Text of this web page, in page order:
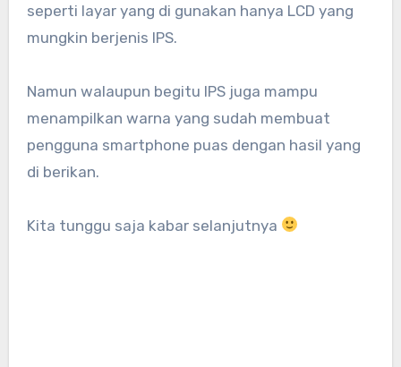
seperti layar yang di gunakan hanya LCD yang
mungkin berjenis IPS.
Namun walaupun begitu IPS juga mampu
menampilkan warna yang sudah membuat
pengguna smartphone puas dengan hasil yang
di berikan.
Kita tunggu saja kabar selanjutnya